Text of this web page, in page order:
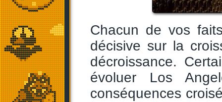
Chacun de vos
décisive sur la
décroissance.
évoluer Los
conséquences